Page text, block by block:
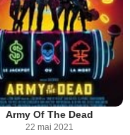
Army Of The Dead
22 mai 2021